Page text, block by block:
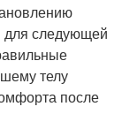
для следующей
телу
после